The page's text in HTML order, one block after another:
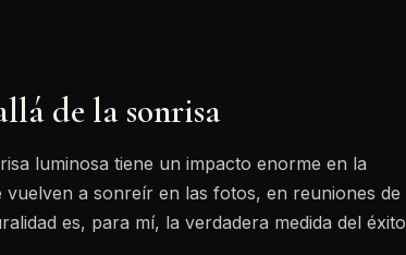
de la sonrisa
luminosa tiene un impacto enorme en la
a sonreír en las fotos, en reuniones de
es, para mí, la verdadera medida del éxito